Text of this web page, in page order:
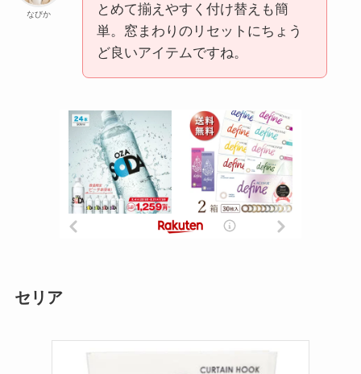
なびか
とめて揃えやすく付け替えも簡
単。窓まわりのリセットにちょう
ど良いアイテムですね。
セリア